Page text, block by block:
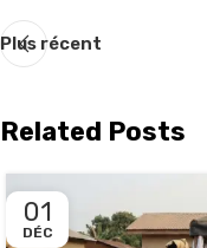
Plus récent
Related Posts
01
DÉC